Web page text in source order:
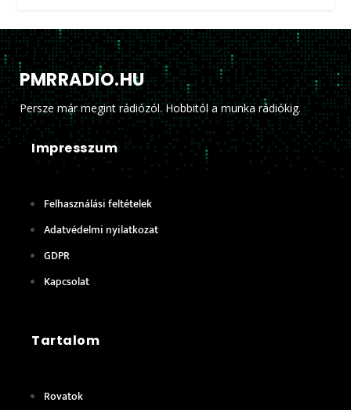
PMRRADIO.HU
Persze már megint rádiózól. Hobbitól a munka rádiókig.
Impresszum
Felhasználási feltételek
Adatvédelmi nyilatkozat
GDPR
Kapcsolat
Tartalom
Rovatok